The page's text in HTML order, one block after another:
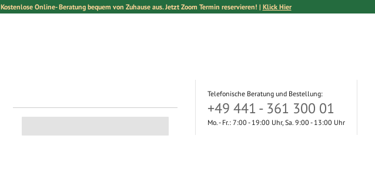
Kostenlose Online- Beratung bequem von Zuhause aus. Jetzt Zoom Termin reservieren! | Klick Hier
Telefonische Beratung und Bestellung:
+49 441 - 361 300 01
Mo. - Fr.: 7:00 - 19:00 Uhr, Sa. 9:00 - 13:00 Uhr